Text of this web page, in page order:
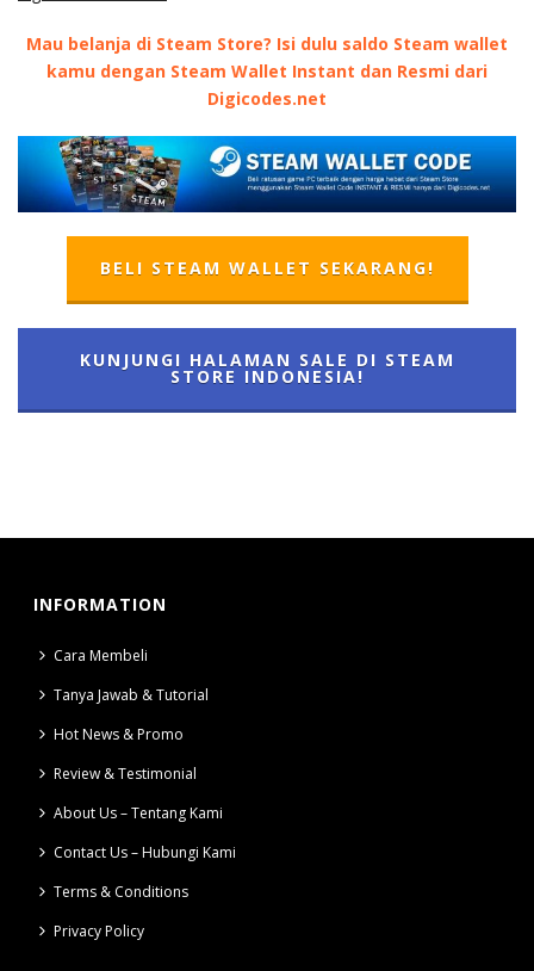
Mau belanja di Steam Store? Isi dulu saldo Steam wallet
kamu dengan Steam Wallet Instant dan Resmi dari
Digicodes.net
BELI STEAM WALLET SEKARANG!
KUNJUNGI HALAMAN SALE DI STEAM
STORE INDONESIA!
INFORMATION
Cara Membeli
Tanya Jawab & Tutorial
Hot News & Promo
Review & Testimonial
About Us – Tentang Kami
Contact Us – Hubungi Kami
Terms & Conditions
Privacy Policy